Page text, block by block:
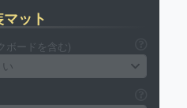
ット
ボードを含む)